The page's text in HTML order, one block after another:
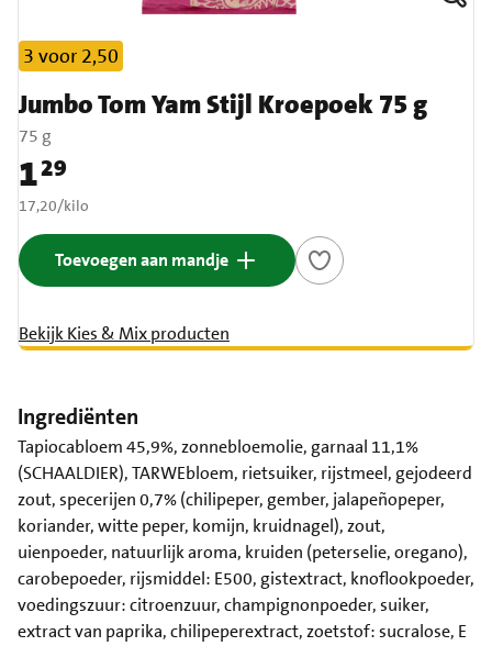
Jumbo Tom Yam Stijl Kroepoek 75 g
75 g
Prijs: € 1,29
129
€ 17,20 per kilo
17,20/kilo
Toevoegen aan mandje
3 voor 2,50
Bekijk Kies & Mix producten
Ingrediënten
Tapiocabloem 45,9%, zonnebloemolie, garnaal 11,1%
(SCHAALDIER), TARWEbloem, rietsuiker, rijstmeel, gejodeerd
zout, specerijen 0,7% (chilipeper, gember, jalapeñopeper,
koriander, witte peper, komijn, kruidnagel), zout,
uienpoeder, natuurlijk aroma, kruiden (peterselie, oregano),
carobepoeder, rijsmiddel: E500, gistextract, knoflookpoeder,
voedingszuur: citroenzuur, champignonpoeder, suiker,
extract van paprika, chilipeperextract, zoetstof: sucralose, E